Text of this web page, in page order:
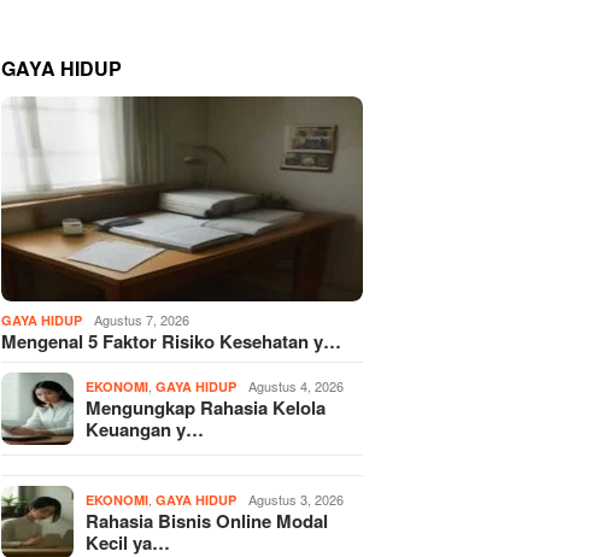
GAYA HIDUP
GAYA HIDUP Agustus 7, 2026
Mengenal 5 Faktor Risiko Kesehatan y…
EKONOMI ,GAYA HIDUP Agustus 4, 2026
Mengungkap Rahasia Kelola
Keuangan y…
EKONOMI ,GAYA HIDUP Agustus 3, 2026
Rahasia Bisnis Online Modal
Kecil ya…